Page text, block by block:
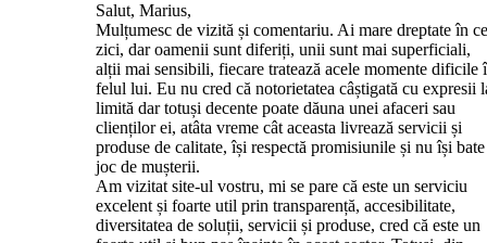
Salut, Marius,
Mulțumesc de vizită și comentariu. Ai mare dreptate în ce
zici, dar oamenii sunt diferiți, unii sunt mai superficiali,
alții mai sensibili, fiecare tratează acele momente dificile
felul lui. Eu nu cred că notorietatea câștigată cu expresii
limită dar totuși decente poate dăuna unei afaceri sau
clienților ei, atâta vreme cât aceasta livrează servicii și
produse de calitate, își respectă promisiunile și nu își bate
joc de mușterii.
Am vizitat site-ul vostru, mi se pare că este un serviciu
excelent și foarte util prin transparență, accesibilitate,
diversitatea de soluții, servicii și produse, cred că este un